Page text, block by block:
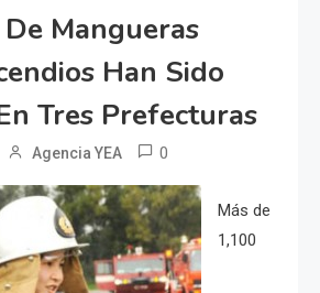
Mangueras
Han Sido
Tres Prefecturas
Agencia YEA 0
Más de
1,100